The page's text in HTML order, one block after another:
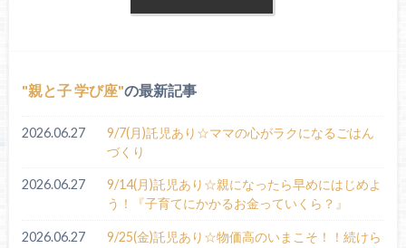
親と子 学び座 の最新記事
2026.06.27
9/7(月)託児あり☆ママの心がラクになるごはん
づくり
2026.06.27
9/14(月)託児あり☆親になったら早めにはじめよ
う！『子育てにかかるお金っていくら？』
2026.06.27
9/25(金)託児あり☆物価高のいまこそ！！続けら